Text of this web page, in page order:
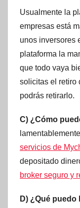
Usualmente la
empresas está
unos inversores
plataforma la
que todo vaya
solicitas el retiro
podrás retirarlo.
C) ¿Cómo
servicios de
depositado
broker seguro y
D) ¿Qué